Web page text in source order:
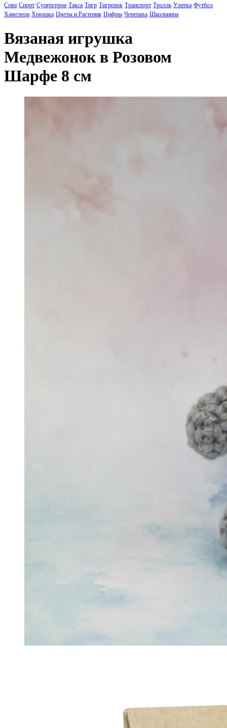
Сова Спорт Супергерои Такса Тигр Тигренок Транспорт Тролль Улитка Футбол
Хамелеон Хрюшка Цветы и Растения Цифры Черепаха Школьница
Вязаная игрушка
Медвежонок в Розовом
Шарфе 8 см